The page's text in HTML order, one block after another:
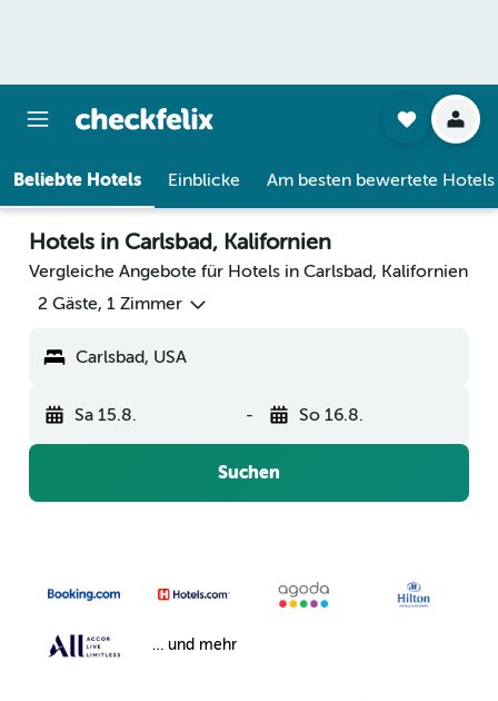
Beliebte Hotels Einblicke Am besten bewertete Hotels
Hotels in Carlsbad, Kalifornien
Vergleiche Angebote für Hotels in Carlsbad, Kalifornien
2 Gäste, 1 Zimmer
Carlsbad, USA
Sa 15.8. - So 16.8.
Suchen
… und mehr